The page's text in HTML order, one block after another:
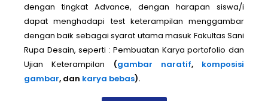
dengan tingkat Advance, dengan harapan siswa/i
dapat menghadapi test keterampilan menggambar
dengan baik sebagai syarat utama masuk Fakultas Sani
Rupa Desain, seperti : Pembuatan Karya portofolio dan
Ujian Keterampilan (gambar naratif, komposisi
gambar, dan karya bebas).